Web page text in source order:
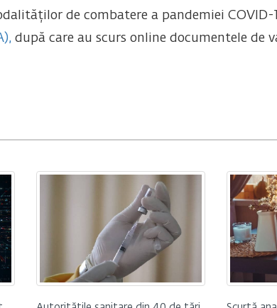
de combatere a pandemiei COVID-
după care au scurs online documentele de